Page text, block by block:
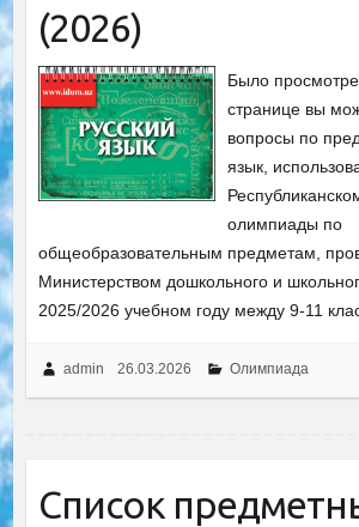
(2026)
Было
странице вы
вопросы по
язык,
олимпиады по
общеобразовательным предметам,
Министерством дошкольного и
2025/2026 учебном году между 9-11
admin 26.03.2026 Олимпиада
Список